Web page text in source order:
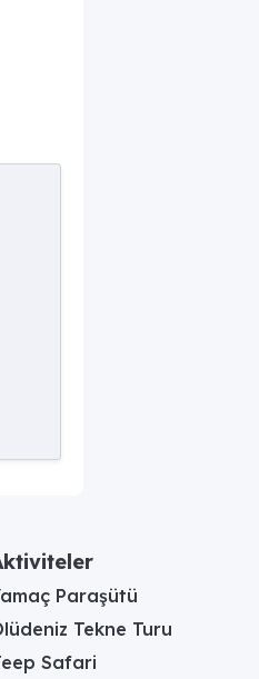
Paraşütü
Tekne Turu
Safari